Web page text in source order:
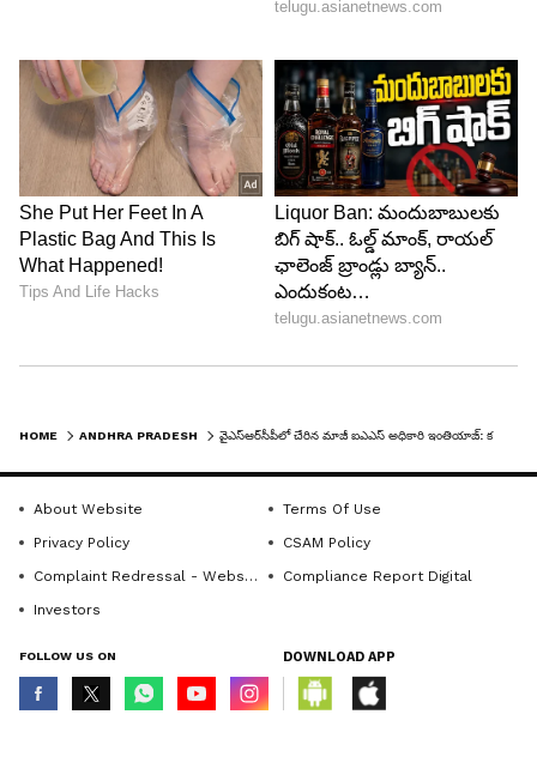
HOME ANDHRA PRADESH వైఎస్ఆర్‌సీపీలో చేరిన మాజీ ఐఎఎస్ అధికారి ఇంతియాజ్: కర్నూల్ అసెంబ్లీ నుండి పోటీ
About Website
Terms Of Use
Privacy Policy
CSAM Policy
Complaint Redressal - Website
Compliance Report Digital
Investors
FOLLOW US ON DOWNLOAD APP